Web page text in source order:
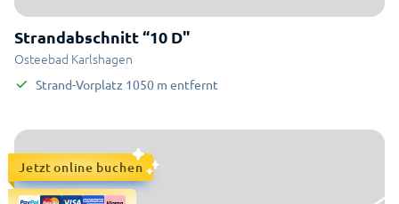
Strandabschnitt “10 D"
Osteebad Karlshagen
Strand-Vorplatz 1050 m entfernt
Jetzt online buchen